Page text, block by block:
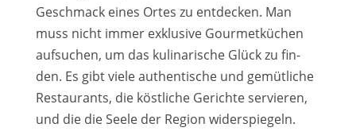
Geschmack eines Ortes zu ent­de­cken. Man
muss nicht immer exklu­si­ve Gourmetküchen
auf­su­chen, um das kuli­na­ri­sche Glück zu fin­
den. Es gibt vie­le authen­ti­sche und gemüt­li­che
Restaurants, die köst­li­che Gerichte ser­vie­ren,
und die die Seele der Region wider­spie­geln.